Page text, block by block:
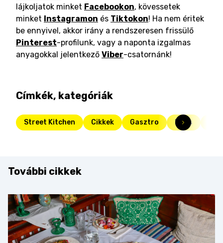
lájkoljatok minket Facebookon, kövessetek
minket Instagramon és Tiktokon! Ha nem éritek
be ennyivel, akkor irány a rendszeresen frissülő
Pinterest-profilunk, vagy a naponta izgalmas
anyagokkal jelentkező Viber-csatornánk!
Címkék, kategóriák
Street Kitchen Cikkek Gasztro Friss
További cikkek